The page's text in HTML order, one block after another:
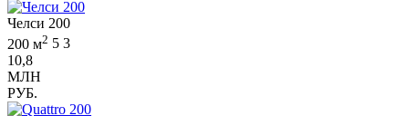
Челси 200
200 м2 5 3
10,8
МЛН
РУБ.